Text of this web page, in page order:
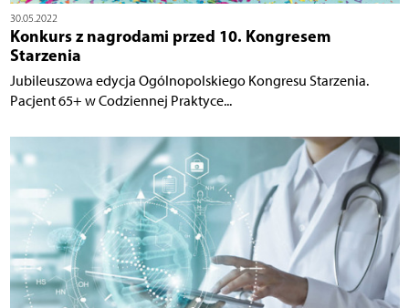
30.05.2022
Konkurs z nagrodami przed 10. Kongresem
Starzenia
Jubileuszowa edycja Ogólnopolskiego Kongresu Starzenia.
Pacjent 65+ w Codziennej Praktyce...